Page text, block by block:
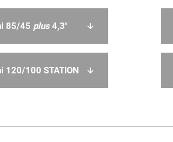
85/45 plus4,3''
120/100 STATION